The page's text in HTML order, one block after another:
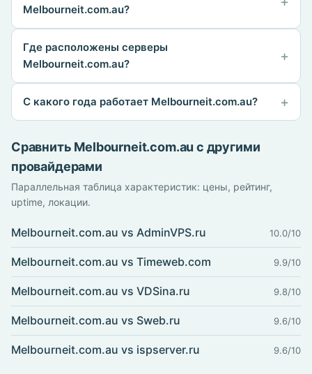
Melbourneit.com.au?
Где расположены серверы
Melbourneit.com.au?
С какого года работает Melbourneit.com.au?
Сравнить Melbourneit.com.au с другими
провайдерами
Параллельная таблица характеристик: цены, рейтинг,
uptime, локации.
Melbourneit.com.au vs AdminVPS.ru 10.0/10
Melbourneit.com.au vs Timeweb.com 9.9/10
Melbourneit.com.au vs VDSina.ru 9.8/10
Melbourneit.com.au vs Sweb.ru 9.6/10
Melbourneit.com.au vs ispserver.ru 9.6/10